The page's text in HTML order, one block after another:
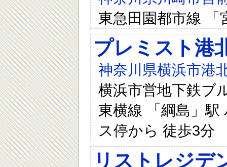
東急田園都市線 「
プレミスト港
神奈川県横浜市港
横浜市営地下鉄ブ
東横線 「綱島」
ス停から 徒歩3分
リストレジデ